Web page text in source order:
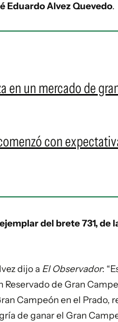
Eduardo Alvez Quevedo.
en un mercado de
con
del brete 731, de
dijo a El Observador:
de Gran
Campeón en el Prado,
de ganar el Gran